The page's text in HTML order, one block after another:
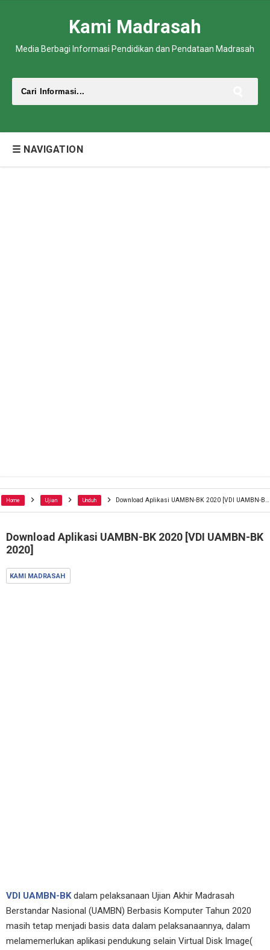
Kami Madrasah
Media Berbagi Informasi Pendidikan dan Pendataan Madrasah
☰ NAVIGATION
Home Ujian Unduh Download Aplikasi UAMBN-BK 2020 [VDI UAMBN-BK 2020]
Download Aplikasi UAMBN-BK 2020 [VDI UAMBN-BK
2020]
KAMI MADRASAH
VDI UAMBN-BK dalam pelaksanaan Ujian Akhir Madrasah
Berstandar Nasional (UAMBN) Berbasis Komputer Tahun 2020
masih tetap menjadi basis data dalam pelaksanaannya, dalam
melamemerlukan aplikasi pendukung selain Virtual Disk Image(